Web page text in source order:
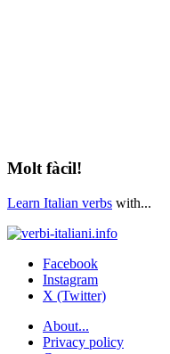
Molt fàcil!
Learn Italian verbs with...
Facebook
Instagram
X (Twitter)
About...
Privacy policy